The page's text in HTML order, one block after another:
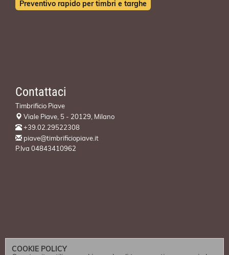
Preventivo rapido per timbri e targhe
Contattaci
Timbrificio Piave
Viale Piave, 5 - 20129, Milano
+39.02.29522308
piave@timbrificiopiave.it
P.Iva 04843410962
COOKIE POLICY